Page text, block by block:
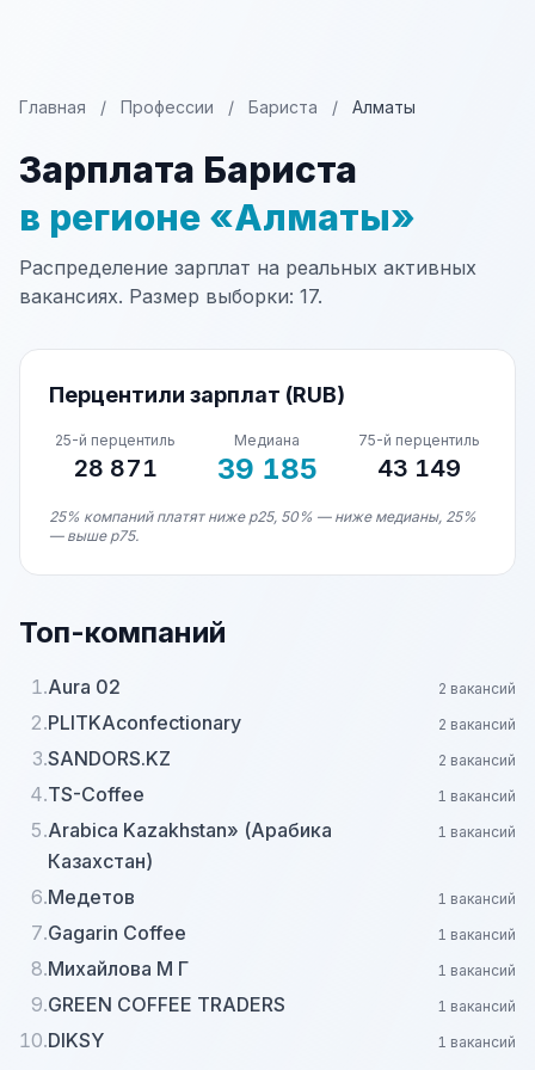
Главная / Профессии / Бариста / Алматы
Зарплата Бариста
в регионе «Алматы»
Распределение зарплат на реальных активных
вакансиях. Размер выборки: 17.
Перцентили зарплат (RUB)
25-й перцентиль
28 871
Медиана
39 185
75-й перцентиль
43 149
25% компаний платят ниже p25, 50% — ниже медианы, 25%
— выше p75.
Топ-компаний
1.Aura 02 2 вакансий
2.PLITKAconfectionary 2 вакансий
3.SANDORS.KZ 2 вакансий
4.TS-Coffee 1 вакансий
5.Arabica Kazakhstan» (Арабика
Казахстан)
1 вакансий
6.Медетов 1 вакансий
7.Gagarin Coffee 1 вакансий
8.Михайлова М Г 1 вакансий
9.GREEN COFFEE TRADERS 1 вакансий
10.DIKSY 1 вакансий